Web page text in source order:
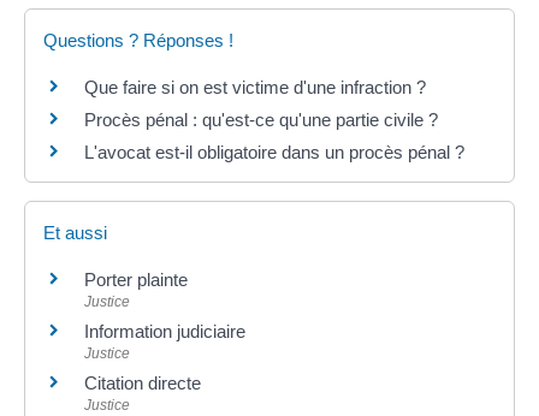
Questions ? Réponses !
Que faire si on est victime d'une infraction ?
Procès pénal : qu'est-ce qu'une partie civile ?
L'avocat est-il obligatoire dans un procès pénal ?
Et aussi
Porter plainte
Justice
Information judiciaire
Justice
Citation directe
Justice